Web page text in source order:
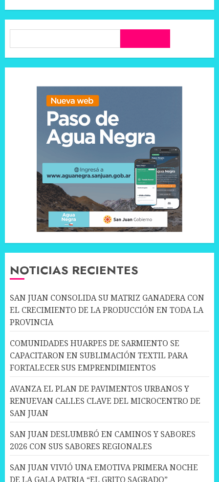
NOTICIAS RECIENTES
SAN JUAN CONSOLIDA SU MATRIZ GANADERA CON
EL CRECIMIENTO DE LA PRODUCCIÓN EN TODA LA
PROVINCIA
COMUNIDADES HUARPES DE SARMIENTO SE
CAPACITARON EN SUBLIMACIÓN TEXTIL PARA
FORTALECER SUS EMPRENDIMIENTOS
AVANZA EL PLAN DE PAVIMENTOS URBANOS Y
RENUEVAN CALLES CLAVE DEL MICROCENTRO DE
SAN JUAN
SAN JUAN DESLUMBRÓ EN CAMINOS Y SABORES
2026 CON SUS SABORES REGIONALES
SAN JUAN VIVIÓ UNA EMOTIVA PRIMERA NOCHE
DE LA GALA PATRIA “EL GRITO SAGRADO”